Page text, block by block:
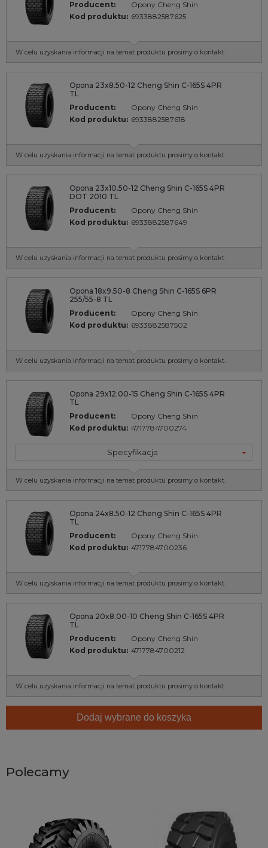
Producent:
Opony Cheng Shin
Kod produktu: 6933882587625
W celu uzyskania informacji na temat produktu prosimy o kontakt.
Opona 23x8.50-12 Cheng Shin C-165S 4PR
TL
Producent:
Opony Cheng Shin
Kod produktu: 6933882587618
W celu uzyskania informacji na temat produktu prosimy o kontakt.
Opona 23x10.50-12 Cheng Shin C-165S 4PR
DOT 2010 TL
Producent:
Opony Cheng Shin
Kod produktu: 6933882587649
W celu uzyskania informacji na temat produktu prosimy o kontakt.
Opona 18x9.50-8 Cheng Shin C-165S 6PR
255/55-8 TL
Producent:
Opony Cheng Shin
Kod produktu: 6933882587502
W celu uzyskania informacji na temat produktu prosimy o kontakt.
Opona 29x12.00-15 Cheng Shin C-165S 4PR
TL
Producent:
Opony Cheng Shin
Kod produktu: 4717784700274
Specyfikacja
W celu uzyskania informacji na temat produktu prosimy o kontakt.
Opona 24x8.50-12 Cheng Shin C-165S 4PR
TL
Producent:
Opony Cheng Shin
Kod produktu: 4717784700236
W celu uzyskania informacji na temat produktu prosimy o kontakt.
Opona 20x8.00-10 Cheng Shin C-165S 4PR
TL
Producent:
Opony Cheng Shin
Kod produktu: 4717784700212
W celu uzyskania informacji na temat produktu prosimy o kontakt.
Dodaj wybrane do koszyka
Polecamy